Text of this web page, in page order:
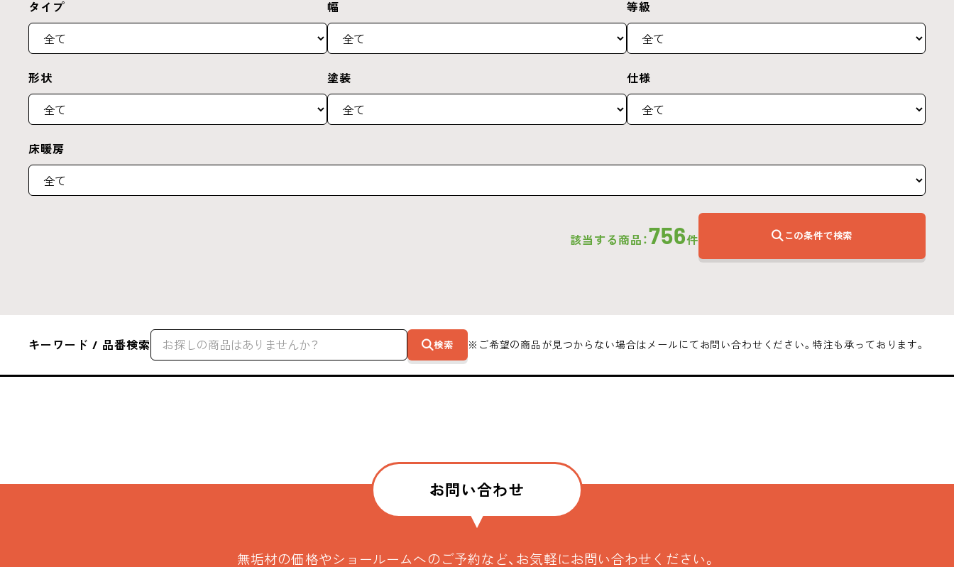
タイプ 幅 等級
形状 塗装 仕様
床暖房
該当する商品：756件 この条件で検索
キーワード / 品番検索 検索 ※ご希望の商品が見つからない場合はメールにてお問い合わせください。特注も承っております。
お問い合わせ
無垢材の価格やショールームへのご予約など、お気軽にお問い合わせください。